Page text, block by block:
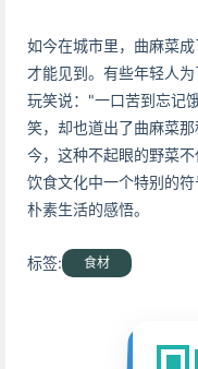
如今在城市里，曲麻菜
才能见到。有些年轻人
玩笑说："一口苦到忘记
笑，却也道出了曲麻菜
今，这种不起眼的野菜
饮食文化中一个特别的
朴素生活的感悟。
标签: 食材